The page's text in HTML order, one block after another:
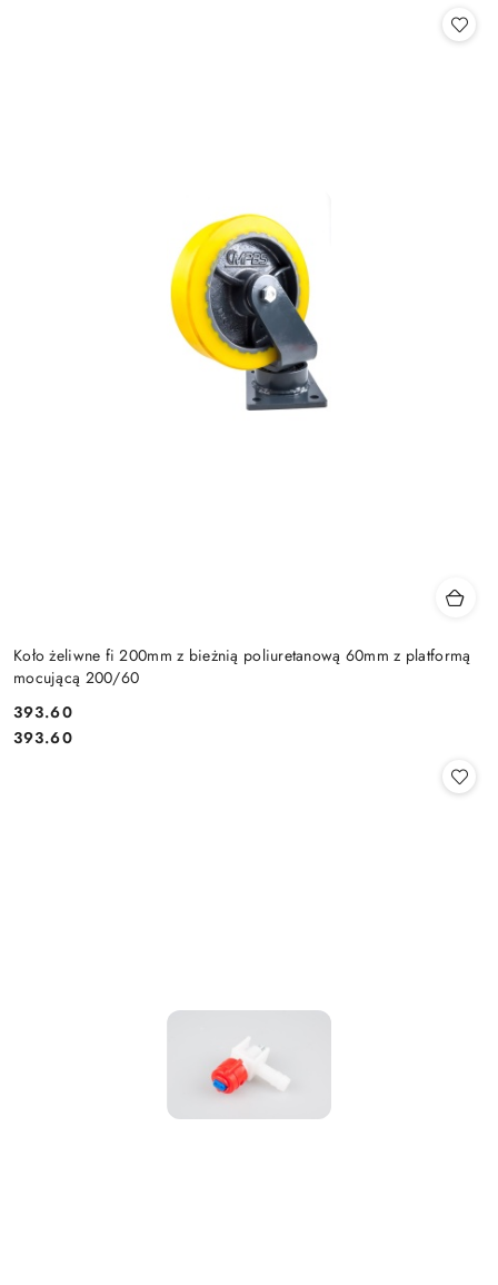
Koło żeliwne fi 200mm z bieżnią poliuretanową 60mm z platformą
mocującą 200/60
Cena:
393.60
Cena:
393.60